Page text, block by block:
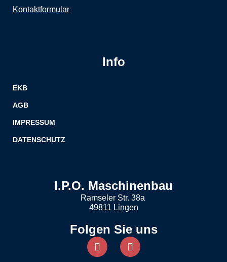
Kontaktformular
Info
EKB
AGB
IMPRESSUM
DATENSCHUTZ
I.P.O. Maschinenbau
Ramseler Str. 38a
49811 Lingen
Folgen Sie uns